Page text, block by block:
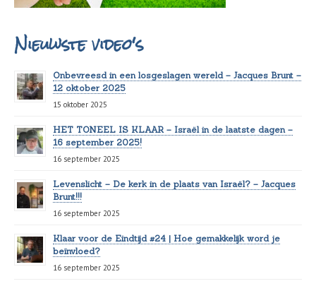
Nieuwste video's
Onbevreesd in een losgeslagen wereld – Jacques Brunt –
12 oktober 2025
15 oktober 2025
HET TONEEL IS KLAAR – Israël in de laatste dagen –
16 september 2025!
16 september 2025
Levenslicht – De kerk in de plaats van Israël? – Jacques
Brunt!!!
16 september 2025
Klaar voor de Eindtijd #24 | Hoe gemakkelijk word je
beïnvloed?
16 september 2025